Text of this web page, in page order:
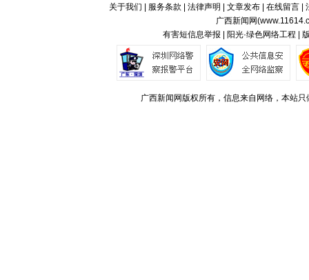
关于我们 服务条款 法律声明 文章发布| 在线留言|
广西新闻网(
有害短信息举报 | 阳光·绿色网络工程 |
广西新闻网版权所有，信息来自网络，本站